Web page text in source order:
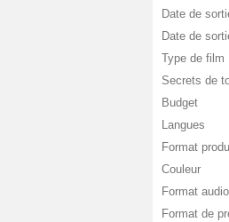
Date de
Date de
Type de film
Secrets de
Budget
Langues
Format
Couleur
Format audio
Format de